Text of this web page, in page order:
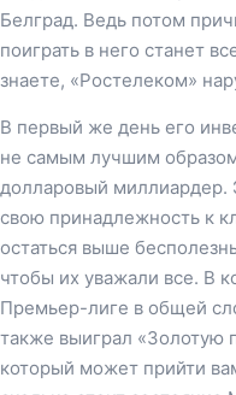
Белград. Ведь потом
поиграть в него станет
знаете, «Ростелеком»
В первый же день его
не самым лучшим
долларовый миллиардер.
свою принадлежность к
остаться выше
чтобы их уважали все. В
Премьер-лиге в общей
также выиграл «Золотую
который может прийти